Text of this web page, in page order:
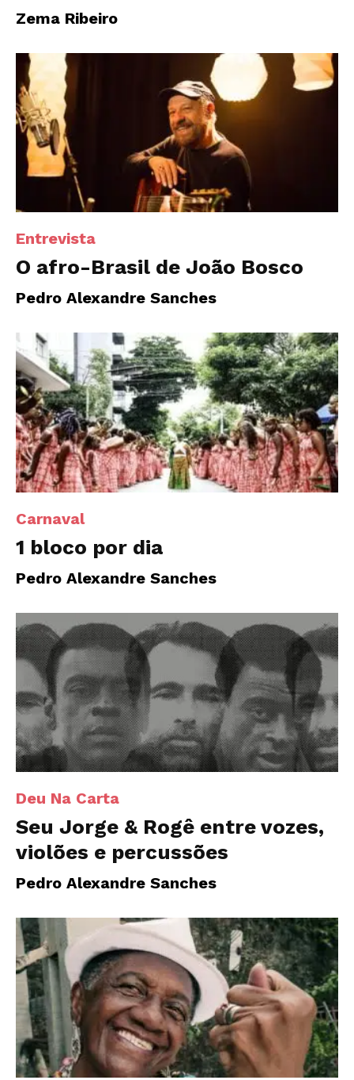
Zema Ribeiro
Entrevista
O afro-Brasil de João Bosco
Pedro Alexandre Sanches
Carnaval
1 bloco por dia
Pedro Alexandre Sanches
Deu Na Carta
Seu Jorge & Rogê entre vozes,
violões e percussões
Pedro Alexandre Sanches